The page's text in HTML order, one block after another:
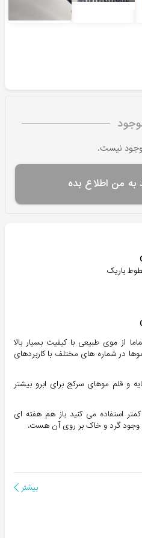
نیست.
من اطلاع بده
باریک
از موی طبیعی با کیفیت بسیار بالا
در شماره های مختلف با کاربردهای
و قلم موهای سرکج برای ابرو بیشتر
استفاده می کنید باز هم هفته ای
وجود گرد و خاک بر روی آن هست.
بیشتر